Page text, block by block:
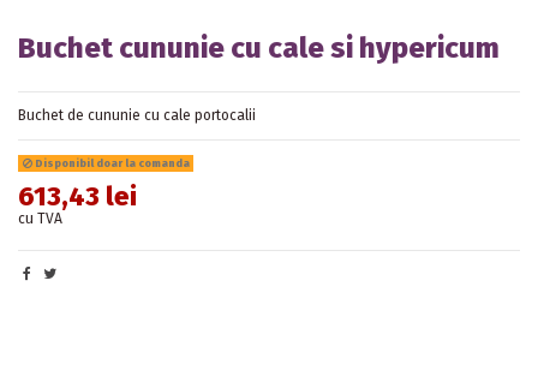
Buchet cununie cu cale si hypericum
Buchet de cununie cu cale portocalii
Disponibil doar la comanda
613,43 lei
cu TVA